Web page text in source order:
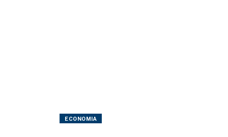
ECONOMIA